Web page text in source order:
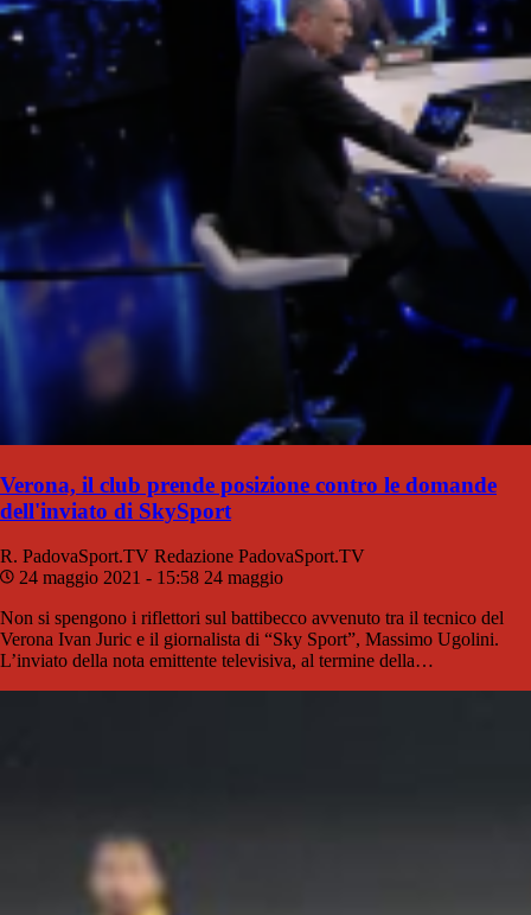
Verona, il club prende posizione contro le domande
dell'inviato di SkySport
R. PadovaSport.TV Redazione PadovaSport.TV
24 maggio 2021 - 15:58 24 maggio
Non si spengono i riflettori sul battibecco avvenuto tra il tecnico del
Verona Ivan Juric e il giornalista di “Sky Sport”, Massimo Ugolini.
L’inviato della nota emittente televisiva, al termine della…